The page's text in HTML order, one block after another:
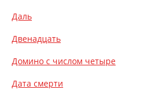
Даль
Двенадцать
Домино с числом четыре
Дата смерти